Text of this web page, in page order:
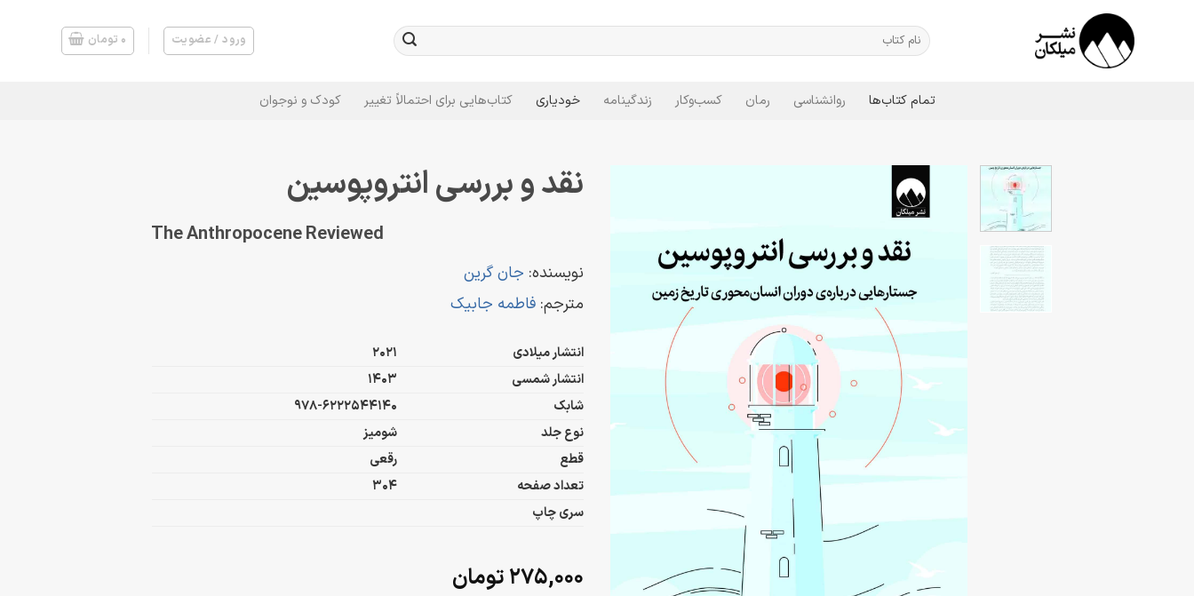
جستجو
برای:
ورود / عضویت ۰ تومان
تمام کتاب‌ها روانشناسی رمان کسب‌وکار زندگینامه خودیاری کتاب‌هایی برای احتمالاً تغییر کودک و نوجوان
نقد و بررسی انتروپوسین
The Anthropocene Reviewed
نویسنده: جان گرین
مترجم: فاطمه جابیک
انتشار میلادی
2021
انتشار شمسی
1403
شابک
978-6222544140
نوع جلد
شومیز
قطع
رقعی
تعداد صفحه
304
سری چاپ
۲۷۵,۰۰۰تومان